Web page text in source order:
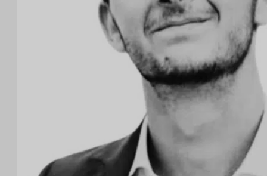
CRISTINA HERRERO -ENIGMIA